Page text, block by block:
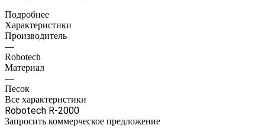
Подробнее
Характеристики
Производитель
—
Robotech
Материал
—
Песок
Все характеристики
Robotech R-2000
Запросить коммерческое предложение